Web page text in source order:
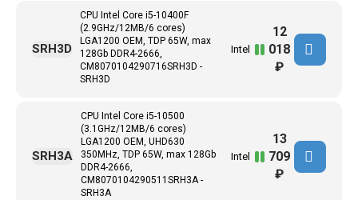
CPU Intel Core i5-10400F
(2.9GHz/12MB/6 cores)
LGA1200 OEM, TDP 65W, max
128Gb DDR4-2666,
CM8070104290716SRH3D -
SRH3D
Intel
SRH3D
12
018
₽
CPU Intel Core i5-10500
(3.1GHz/12MB/6 cores)
LGA1200 OEM, UHD630
350MHz, TDP 65W, max 128Gb
DDR4-2666,
CM8070104290511SRH3A -
SRH3A
Intel
SRH3A
13
709
₽